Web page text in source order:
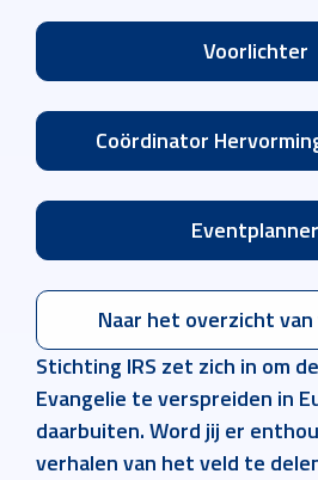
Voorlichter
Coördinator
Eventplanner
Naar het overzicht
Stichting IRS zet zich in om
Evangelie te verspreiden in
daarbuiten. Word jij er
verhalen van het veld te